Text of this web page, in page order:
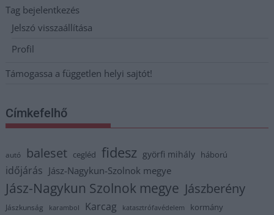
Tag bejelentkezés
Jelszó visszaállítása
Profil
Támogassa a független helyi sajtót!
Címkefelhő
autó baleset cegléd fidesz györfi mihály háború
időjárás Jász-Nagykun-Szolnok megye
Jász-Nagykun Szolnok megye Jászberény
Jászkunság karambol Karcag katasztrófavédelem kormány